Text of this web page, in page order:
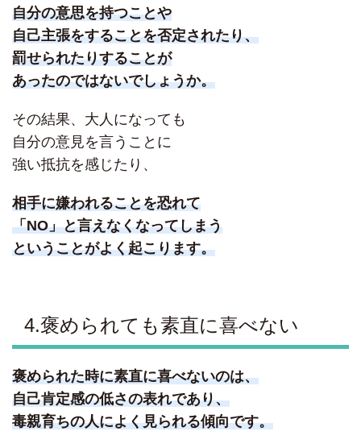
自分の意思を持つことや
自己主張をすることを否定されたり、
罰せられたりすることが
あったのではないでしょうか。
その結果、大人になっても
自分の意見を言うことに
強い抵抗を感じたり、
相手に嫌われることを恐れて
「NO」と言えなくなってしまう
ということがよく起こります。
4.褒められても素直に喜べない
褒められた時に素直に喜べないのは、
自己肯定感の低さの表れであり、
毒親育ちの人によく見られる傾向です。